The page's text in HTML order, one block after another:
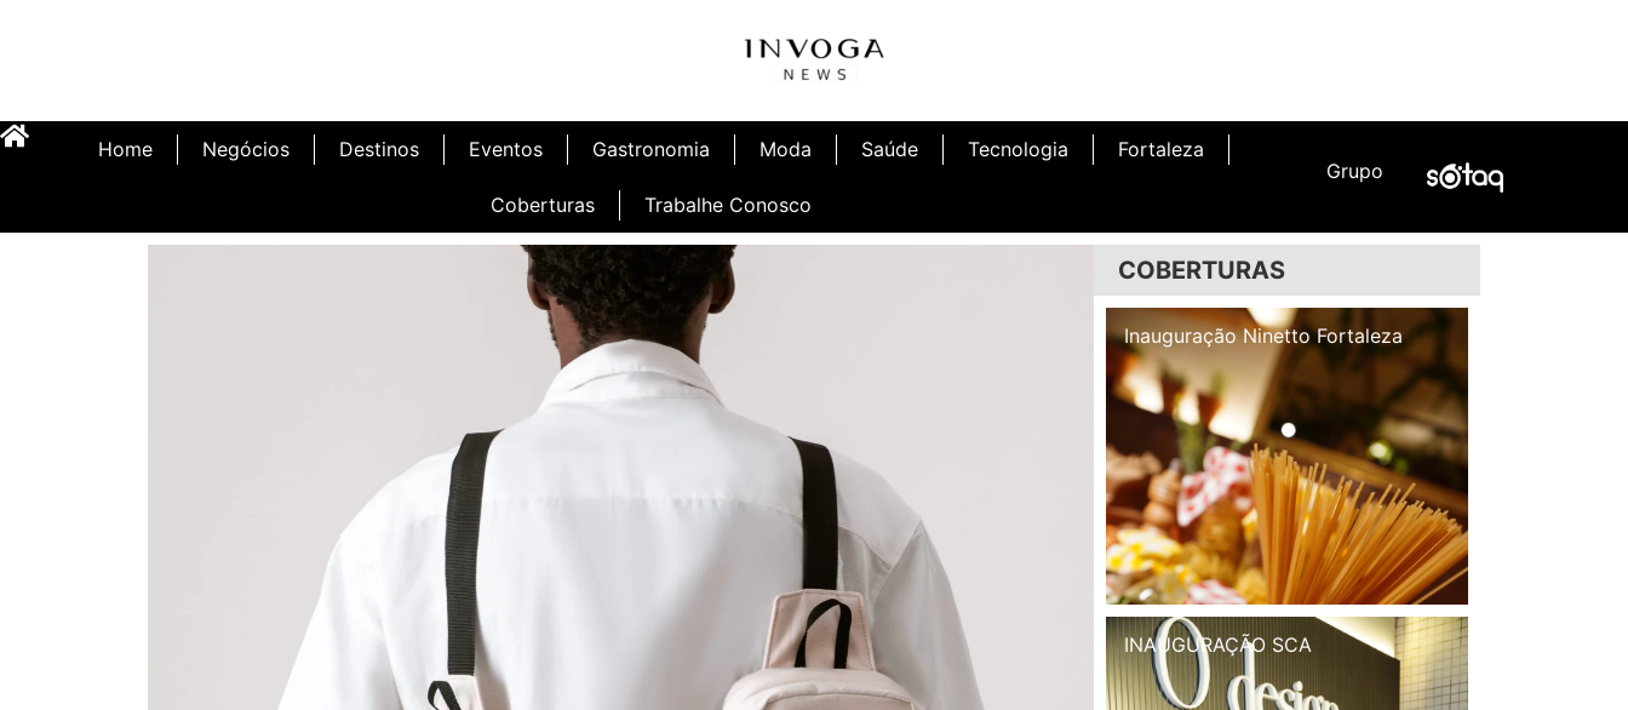
Home Negócios Destinos Eventos Gastronomia Moda Saúde Tecnologia Fortaleza
Coberturas Trabalhe Conosco
Grupo
COBERTURAS
Inauguração Illa Café Inauguração Illa Café
INAUGURAÇÃO SCA